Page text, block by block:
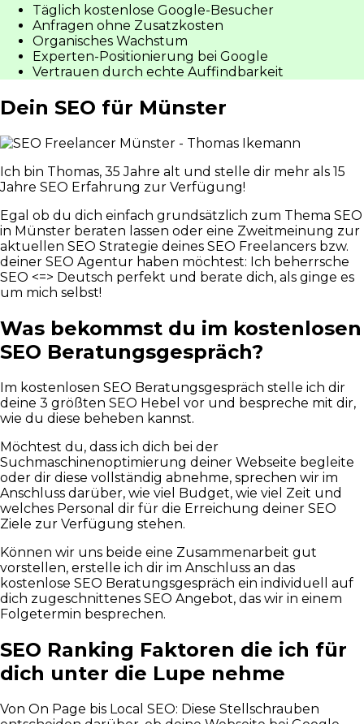
Täglich kostenlose Google-Besucher
Anfragen ohne Zusatzkosten
Organisches Wachstum
Experten-Positionierung bei Google
Vertrauen durch echte Auffindbarkeit
Dein SEO für Münster
Ich bin Thomas, 35 Jahre alt und stelle dir mehr als 15
Jahre SEO Erfahrung zur Verfügung!
Egal ob du dich einfach grundsätzlich zum Thema SEO
in Münster beraten lassen oder eine Zweitmeinung zur
aktuellen SEO Strategie deines SEO Freelancers bzw.
deiner SEO Agentur haben möchtest: Ich beherrsche
SEO <=> Deutsch perfekt und berate dich, als ginge es
um mich selbst!
Was bekommst du im kostenlosen
SEO Beratungsgespräch?
Im kostenlosen SEO Beratungsgespräch stelle ich dir
deine 3 größten SEO Hebel vor und bespreche mit dir,
wie du diese beheben kannst.
Möchtest du, dass ich dich bei der
Suchmaschinenoptimierung deiner Webseite begleite
oder dir diese vollständig abnehme, sprechen wir im
Anschluss darüber, wie viel Budget, wie viel Zeit und
welches Personal dir für die Erreichung deiner SEO
Ziele zur Verfügung stehen.
Können wir uns beide eine Zusammenarbeit gut
vorstellen, erstelle ich dir im Anschluss an das
kostenlose SEO Beratungsgespräch ein individuell auf
dich zugeschnittenes SEO Angebot, das wir in einem
Folgetermin besprechen.
SEO Ranking Faktoren die ich für
dich unter die Lupe nehme
Von On Page bis Local SEO: Diese Stellschrauben